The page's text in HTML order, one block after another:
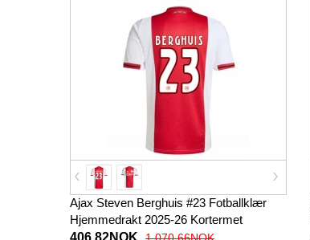
Ajax Steven Berghuis #23 Fotballklær
Hjemmedrakt 2025-26 Kortermet
406.82NOK